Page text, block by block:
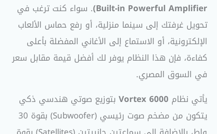
Built-in Powerful Amplifier) . سواء كنت ترغب في
تحويل غرفتك إلى سينما منزلية، أو رفع حماس الألعاب
الإلكترونية، أو الاستماع إلى الأغاني المفضلة بأعلى
كفاءة، فإن هذا النظام يوفر لك أفضل قيمة مقابل سعر
في السوق المصري.
يأتي نظام Vortex 6000 بتوزيع صوتي هندسي ذكي
يتكون من مضخم صوت رئيسي (Subwoofer) بقوة 30